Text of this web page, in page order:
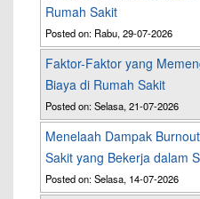
Rumah Sakit
Posted on: Rabu, 29-07-2026
Faktor-Faktor yang
Biaya di Rumah Sakit
Posted on: Selasa, 21-07-2026
Menelaah Dampak
Sakit yang Bekerja dalam
Posted on: Selasa, 14-07-2026